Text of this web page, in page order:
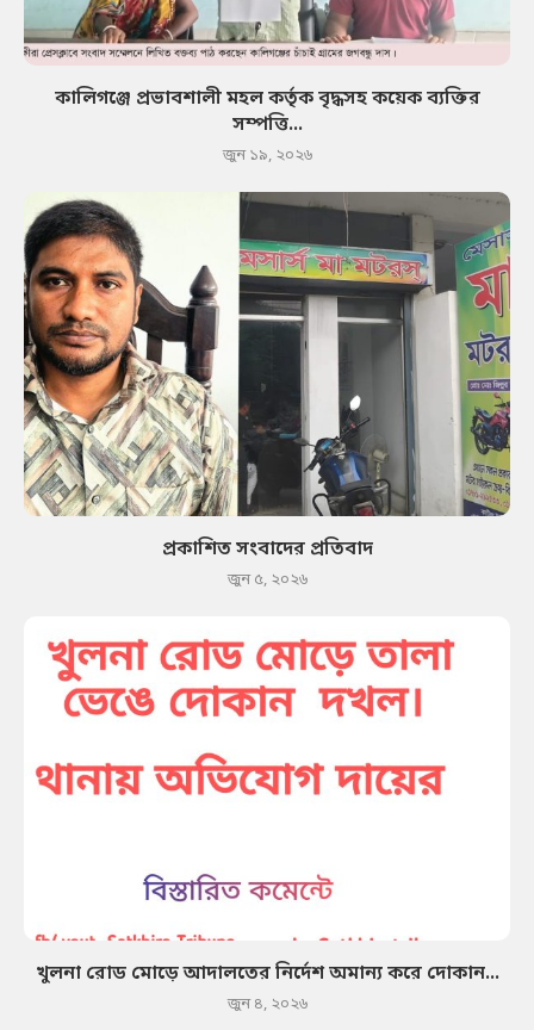
কালিগঞ্জে প্রভাবশালী মহল কর্তৃক বৃদ্ধসহ কয়েক ব্যক্তির
সম্পত্তি...
জুন ১৯, ২০২৬
প্রকাশিত সংবাদের প্রতিবাদ
জুন ৫, ২০২৬
খুলনা রোড মোড়ে আদালতের নির্দেশ অমান্য করে দোকান...
জুন ৪, ২০২৬